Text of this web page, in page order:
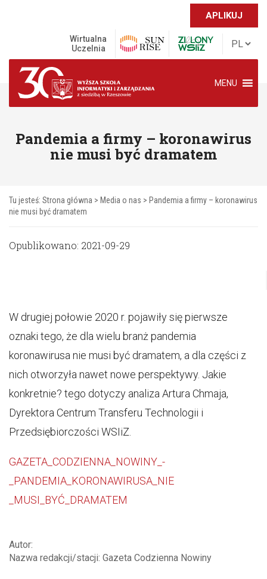
APLIKUJ
Wirtualna
Uczelnia
MENU
Pandemia a firmy – koronawirus
nie musi być dramatem
Tu jesteś: Strona główna > Media o nas > Pandemia a firmy – koronawirus
nie musi być dramatem
Opublikowano: 2021-09-29
W drugiej połowie 2020 r. pojawiły się pierwsze
oznaki tego, że dla wielu branż pandemia
koronawirusa nie musi być dramatem, a dla części z
nich otworzyła nawet nowe perspektywy. Jakie
konkretnie? tego dotyczy analiza Artura Chmaja,
Dyrektora Centrum Transferu Technologii i
Przedsiębiorczości WSIiZ.
GAZETA_CODZIENNA_NOWINY_-
_PANDEMIA_KORONAWIRUSA_NIE
_MUSI_BYĆ_DRAMATEM
Autor:
Nazwa redakcji/stacji: Gazeta Codzienna Nowiny